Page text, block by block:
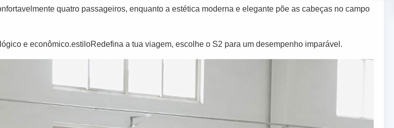
quatro passageiros, enquanto a estética moderna e elegante põe as cabeças no campo
e econômico.estiloRedefina a tua viagem, escolhe o S2 para um desempenho imparável.